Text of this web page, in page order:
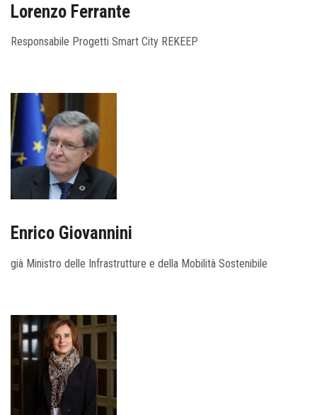
Lorenzo Ferrante
Responsabile Progetti Smart City REKEEP
Enrico Giovannini
già Ministro delle Infrastrutture e della Mobilità Sostenibile